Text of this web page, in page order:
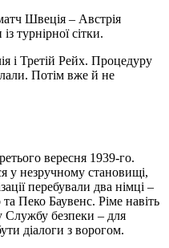
Швеція – Австрія
турнірної сітки.
і Третій Рейх. Процедуру
Потім вже й не
вересня 1939-го.
у незручному становищі,
перебували два німці –
Пеко Баувенс. Ріме навіть
Службу безпеки – для
діалоги з ворогом.